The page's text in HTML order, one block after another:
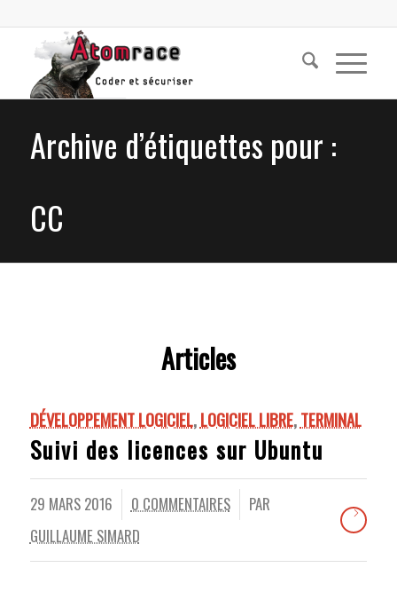
Archive d’étiquettes pour :
CC
Articles
DÉVELOPPEMENT LOGICIEL,LOGICIEL LIBRE,TERMINAL
Suivi des licences sur Ubuntu
29 MARS 2016 0 COMMENTAIRES
/
PAR
GUILLAUME SIMARD